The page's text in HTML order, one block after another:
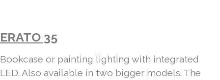
ERATO 35
Bookcase or painting lighting with integrated
LED. Also available in two bigger models. The